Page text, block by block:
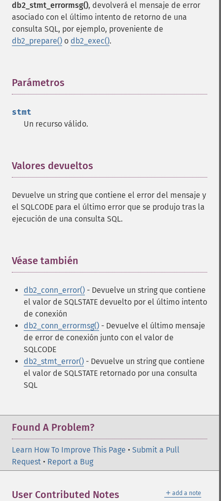
db2_stmt_errormsg(), devolverá el mensaje de error
asociado con el último intento de retorno de una
consulta SQL, por ejemplo, proveniente de
db2_prepare() o db2_exec().
Parámetros
stmt
Un recurso válido.
Valores devueltos
Devuelve un string que contiene el error del mensaje y
el SQLCODE para el último error que se produjo tras la
ejecución de una consulta SQL.
Véase también
db2_conn_error() - Devuelve un string que contiene
el valor de SQLSTATE devuelto por el último intento
de conexión
db2_conn_errormsg() - Devuelve el último mensaje
de error de conexión junto con el valor de
SQLCODE
db2_stmt_error() - Devuelve un string que contiene
el valor de SQLSTATE retornado por una consulta
SQL
Found A Problem?
Learn How To Improve This Page • Submit a Pull
Request • Report a Bug
＋ add a note
User Contributed Notes